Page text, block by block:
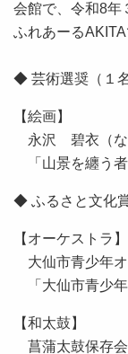
会館で、令和8年
ふれあーるAKITA
◆ 芸術選奨（１名
【絵画】
永沢 碧衣（な
「山景を纏う者
◆ ふるさと文化
【オーケストラ】
大仙市青少年
「大仙市青少年
【和太鼓】
菖蒲太鼓保存会